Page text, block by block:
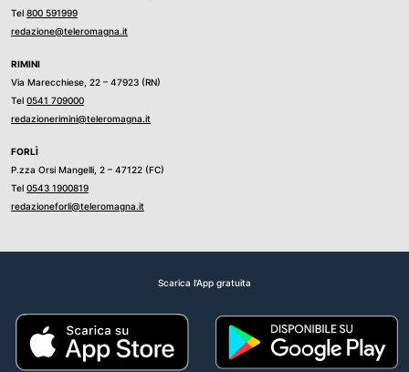
Tel 800 591999
redazione@teleromagna.it
RIMINI
Via Marecchiese, 22 – 47923 (RN)
Tel 0541 709000
redazionerimini@teleromagna.it
FORLÌ
P.zza Orsi Mangelli, 2 – 47122 (FC)
Tel 0543 1900819
redazioneforli@teleromagna.it
Scarica l'App gratuita